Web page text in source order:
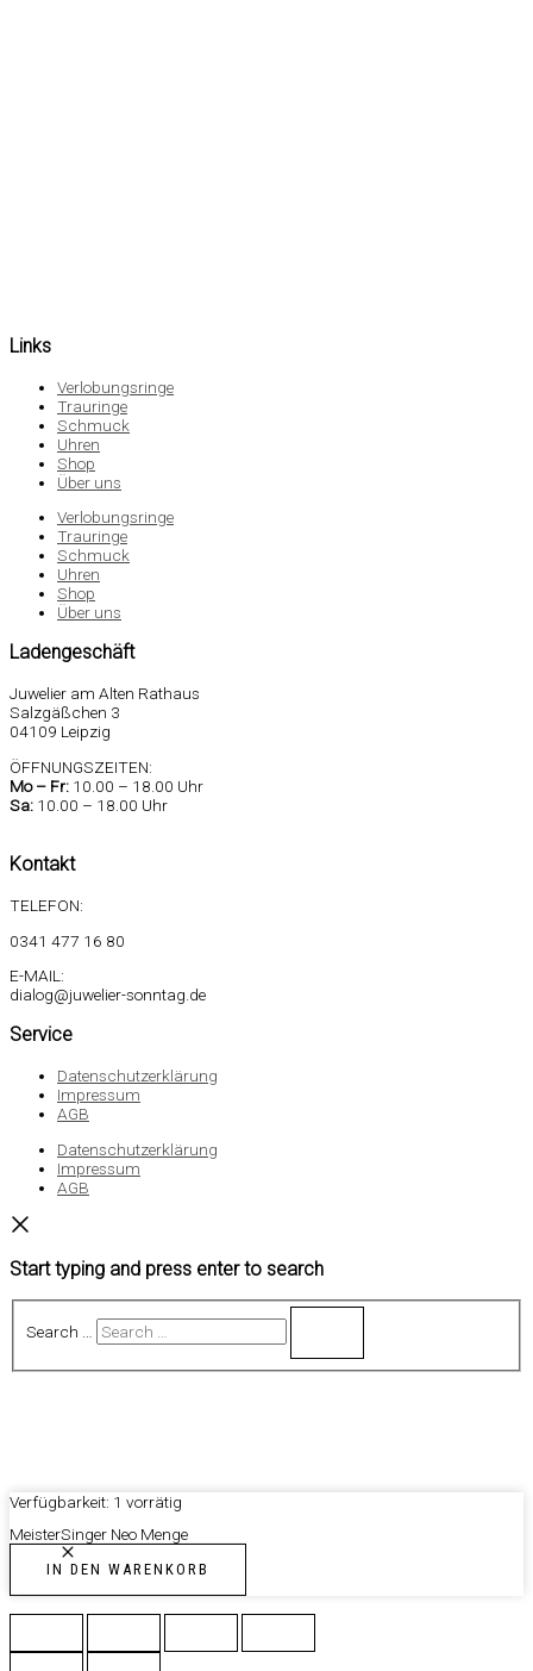
Links
Verlobungsringe
Trauringe
Schmuck
Uhren
Shop
Über uns
Verlobungsringe
Trauringe
Schmuck
Uhren
Shop
Über uns
Ladengeschäft
Juwelier am Alten Rathaus
Salzgäßchen 3
04109 Leipzig
ÖFFNUNGSZEITEN:
Mo – Fr: 10.00 – 18.00 Uhr
Sa: 10.00 – 18.00 Uhr
Kontakt
TELEFON:
0341 477 16 80
E-MAIL:
dialog@juwelier-sonntag.de
Service
Datenschutzerklärung
Impressum
AGB
Datenschutzerklärung
Impressum
AGB
Start typing and press enter to search
Search …
Verfügbarkeit: 1 vorrätig
MeisterSinger Neo Menge
IN DEN WARENKORB